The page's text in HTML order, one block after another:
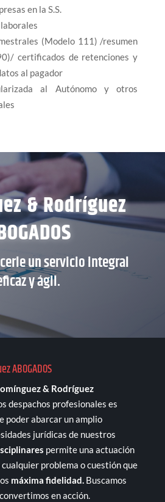
en la S.S.
(Modelo 111) /resumen
certificados de retenciones y
al pagador
al Autónomo y otros
& Rodríguez
un servicio integral
y ágil.
ABOGADOS
& Rodríguez
despachos profesionales es
poder abarcar un amplio
jurídicas de nuestros
permite una actuación
problema o cuestión que
máxima fidelidad.Buscamos
en acción.